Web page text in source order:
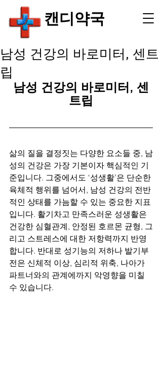
​캔디약국
남성 건강의 바로미터, 센트
립
남성 건강의 바로미터, 센
트립
삶의 질을 결정짓는 다양한 요소들 중, 남
성의 건강은 가장 기본이자 핵심적인 기
준입니다. 그중에서도 ‘성생활’은 단순한
육체적 행위를 넘어서, 남성 건강의 전반
적인 상태를 가늠할 수 있는 중요한 지표
입니다. 활기차고 만족스러운 성생활은
건강한 심혈관계, 안정된 호르몬 균형, 그
리고 스트레스에 대한 저항력까지 반영
합니다. 반대로 성기능의 저하나 발기부
전은 신체적 이상, 심리적 위축, 나아가
파트너와의 관계에까지 악영향을 미칠
수 있습니다.